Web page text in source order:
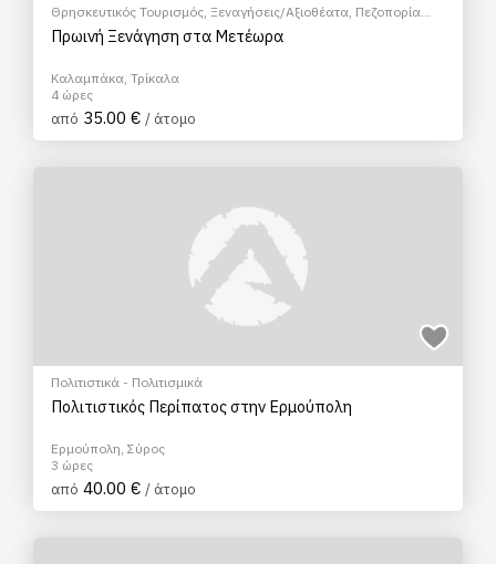
Θρησκευτικός Τουρισμός, Ξεναγήσεις/Αξιοθέατα, Πεζοπορία
Πόλης
Πολιτιστικά - Πολιτισμικά
Πρωινή Ξενάγηση στα Μετέωρα
Καλαμπάκα, Τρίκαλα
4 ώρες
από 35.00 € / άτομο
Πολιτιστικά - Πολιτισμικά
Πολιτιστικός Περίπατος στην Ερμούπολη
Ερμούπολη, Σύρος
3 ώρες
από 40.00 € / άτομο